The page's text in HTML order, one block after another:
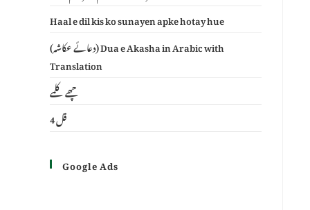
Haal e dil kis ko sunayen apke hotay hue
(دعائے عکاشہ) Dua e Akasha in Arabic with
Translation
چھے کلمے
4 قل
Google Ads